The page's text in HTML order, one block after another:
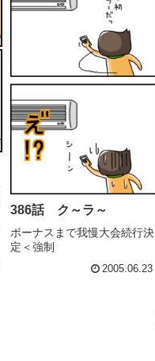
386話 ク～ラ～
ボーナスまで我慢大会続行決
定＜強制
2005.06.23